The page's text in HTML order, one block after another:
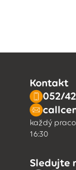
Kontakt
052/
každý
16:30
Sledujte